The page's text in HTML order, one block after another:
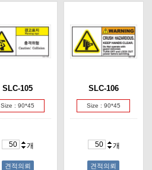
SLC-105
Size : 90*45
개
견적의뢰
SLC-106
Size : 90*45
개
견적의뢰